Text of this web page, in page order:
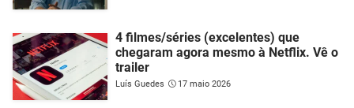
4 filmes/séries (excelentes) que
chegaram agora mesmo à Netflix. Vê o
trailer
Luís Guedes 17 maio 2026